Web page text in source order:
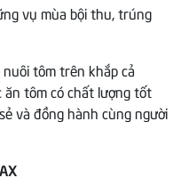
vụ mùa bội thu, trúng
tôm trên khắp cả
tôm có chất lượng tốt
và đồng hành cùng người